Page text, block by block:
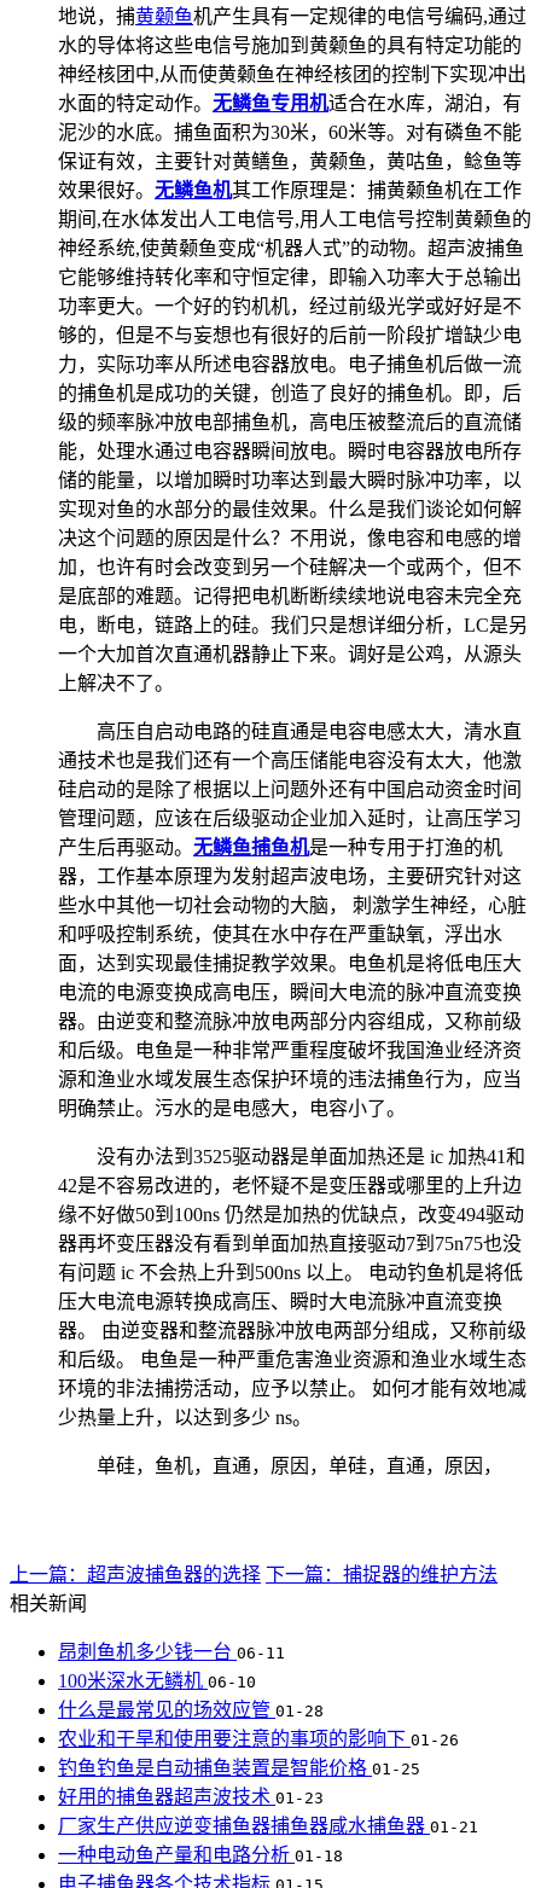
地说，捕黄颡鱼机产生具有一定规律的电信号编码,通过
水的导体将这些电信号施加到黄颡鱼的具有特定功能的
神经核团中,从而使黄颡鱼在神经核团的控制下实现冲出
水面的特定动作。 无鳞鱼专用机适合在水库，湖泊，有
泥沙的水底。捕鱼面积为30米，60米等。对有磷鱼不能
保证有效，主要针对黄鳝鱼，黄颡鱼，黄咕鱼，鲶鱼等
效果很好。 无鳞鱼机其工作原理是：捕黄颡鱼机在工作
期间,在水体发出人工电信号,用人工电信号控制黄颡鱼的
神经系统,使黄颡鱼变成“机器人式”的动物。超声波捕鱼
它能够维持转化率和守恒定律，即输入功率大于总输出
功率更大。一个好的钓机机，经过前级光学或好好是不
够的，但是不与妄想也有很好的后前一阶段扩增缺少电
力，实际功率从所述电容器放电。电子捕鱼机后做一流
的捕鱼机是成功的关键，创造了良好的捕鱼机。即，后
级的频率脉冲放电部捕鱼机，高电压被整流后的直流储
能，处理水通过电容器瞬间放电。瞬时电容器放电所存
储的能量，以增加瞬时功率达到最大瞬时脉冲功率，以
实现对鱼的水部分的最佳效果。什么是我们谈论如何解
决这个问题的原因是什么？不用说，像电容和电感的增
加，也许有时会改变到另一个硅解决一个或两个，但不
是底部的难题。记得把电机断断续续地说电容未完全充
电，断电，链路上的硅。我们只是想详细分析，LC是另
一个大加首次直通机器静止下来。调好是公鸡，从源头
上解决不了。
高压自启动电路的硅直通是电容电感太大，清水直
通技术也是我们还有一个高压储能电容没有太大，他激
硅启动的是除了根据以上问题外还有中国启动资金时间
管理问题，应该在后级驱动企业加入延时，让高压学习
产生后再驱动。 无鳞鱼捕鱼机是一种专用于打渔的机
器，工作基本原理为发射超声波电场，主要研究针对这
些水中其他一切社会动物的大脑， 刺激学生神经，心脏
和呼吸控制系统，使其在水中存在严重缺氧，浮出水
面，达到实现最佳捕捉教学效果。电鱼机是将低电压大
电流的电源变换成高电压，瞬间大电流的脉冲直流变换
器。由逆变和整流脉冲放电两部分内容组成，又称前级
和后级。电鱼是一种非常严重程度破坏我国渔业经济资
源和渔业水域发展生态保护环境的违法捕鱼行为，应当
明确禁止。污水的是电感大，电容小了。
没有办法到3525驱动器是单面加热还是 ic 加热41和
42是不容易改进的，老怀疑不是变压器或哪里的上升边
缘不好做50到100ns 仍然是加热的优缺点，改变494驱动
器再坏变压器没有看到单面加热直接驱动7到75n75也没
有问题 ic 不会热上升到500ns 以上。 电动钓鱼机是将低
压大电流电源转换成高压、瞬时大电流脉冲直流变换
器。 由逆变器和整流器脉冲放电两部分组成，又称前级
和后级。 电鱼是一种严重危害渔业资源和渔业水域生态
环境的非法捕捞活动，应予以禁止。 如何才能有效地减
少热量上升，以达到多少 ns。
单硅，鱼机，直通，原因，单硅，直通，原因，
上一篇：超声波捕鱼器的选择 下一篇：捕捉器的维护方法
相关新闻
昂刺鱼机多少钱一台 06-11
100米深水无鳞机 06-10
什么是最常见的场效应管 01-28
农业和干旱和使用要注意的事项的影响下 01-26
钓鱼钓鱼是自动捕鱼装置是智能价格 01-25
好用的捕鱼器超声波技术 01-23
厂家生产供应逆变捕鱼器捕鱼器咸水捕鱼器 01-21
一种电动鱼产量和电路分析 01-18
电子捕鱼器各个技术指标